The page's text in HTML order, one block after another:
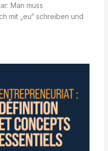
Man muss
mit „eu“ schreiben und